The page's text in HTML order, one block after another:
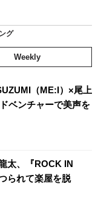
グ
Weekly
（ME:I）×尾上
ベンチャーで美声を
太、『ROCK IN
られて楽屋を脱